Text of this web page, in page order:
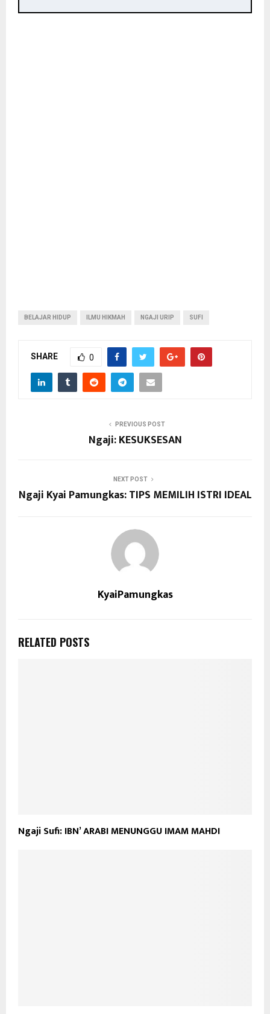
BELAJAR HIDUP ILMU HIKMAH NGAJI URIP SUFI
SHARE 0
PREVIOUS POST
Ngaji: KESUKSESAN
NEXT POST
Ngaji Kyai Pamungkas: TIPS MEMILIH ISTRI IDEAL
KyaiPamungkas
RELATED POSTS
Ngaji Sufi: IBN’ ARABI MENUNGGU IMAM MAHDI